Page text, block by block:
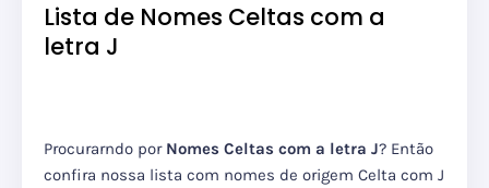
Lista de Nomes Celtas com a
letra J
Procurarndo por Nomes Celtas com a letra J? Então
confira nossa lista com nomes de origem Celta com J